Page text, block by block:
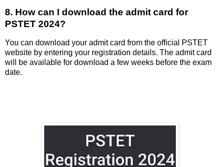
8. How can I download the admit card for
PSTET 2024?
You can download your admit card from the official PSTET
website by entering your registration details. The admit card
will be available for download a few weeks before the exam
date.